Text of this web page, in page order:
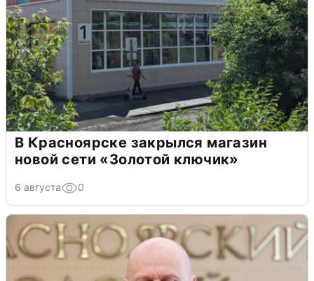
В Красноярске закрылся магазин
новой сети «Золотой ключик»
6 августа 0